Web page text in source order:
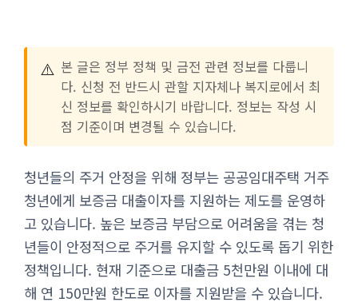
⚠️ 본 글은 정부 정책 및 금전 관련 정보를 다룹니
다. 신청 전 반드시 관할 지자체나 복지로에서 최
신 정보를 확인하시기 바랍니다. 정보는 작성 시
점 기준이며 변경될 수 있습니다.
청년들의 주거 안정을 위해 정부는 공공임대주택 거주
청년에게 보증금 대출이자를 지원하는 제도를 운영하
고 있습니다. 높은 보증금 부담으로 어려움을 겪는 청
년들이 안정적으로 주거를 유지할 수 있도록 돕기 위한
정책입니다. 현재 기준으로 대출금 5천만원 이내에 대
해 연 150만원 한도로 이자를 지원받을 수 있습니다.